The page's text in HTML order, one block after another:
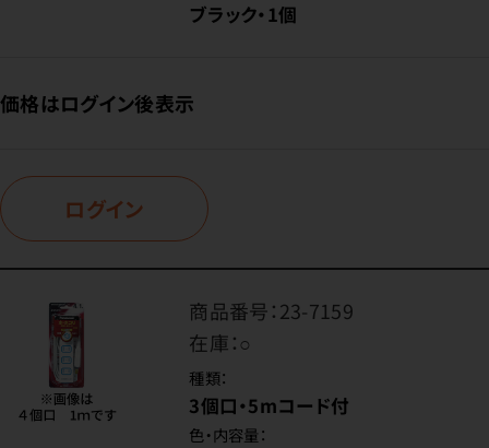
ブラック・1個
価格はログイン後表示
ログイン
商品番号：23-7159
在庫：○
種類：
3個口・5mコード付
色・内容量：